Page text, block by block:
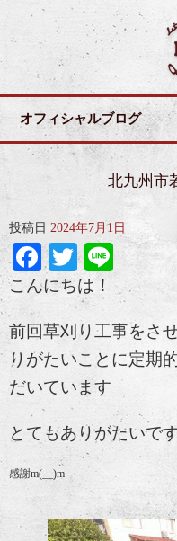
オフィシャルブログ
北九州市
投稿日 2024年7月1日
Facebook
Twitter
Line
こんにちは！
前回草刈り工事をさ
りがたいことに定期
だいています
とてもありがたいで
感謝m(__)m